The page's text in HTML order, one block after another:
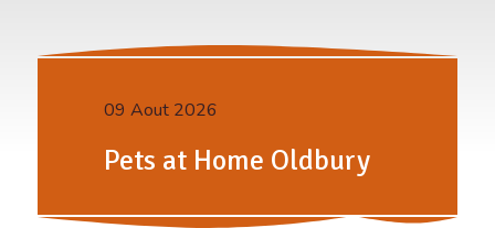
09 Aout 2026
Pets at Home Oldbury